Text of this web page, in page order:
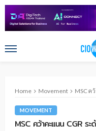
Home Movement MSC คว้
MOVEMENT
MSC คว้าคะแนน CGR ร